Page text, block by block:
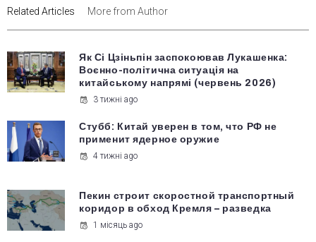
Related Articles More from Author
Як Сі Цзіньпін заспокоював Лукашенка:
Воєнно-політична ситуація на
китайському напрямі (червень 2026)
3 тижні ago
Стубб: Китай уверен в том, что РФ не
применит ядерное оружие
4 тижні ago
Пекин строит скоростной транспортный
коридор в обход Кремля – разведка
1 місяць ago